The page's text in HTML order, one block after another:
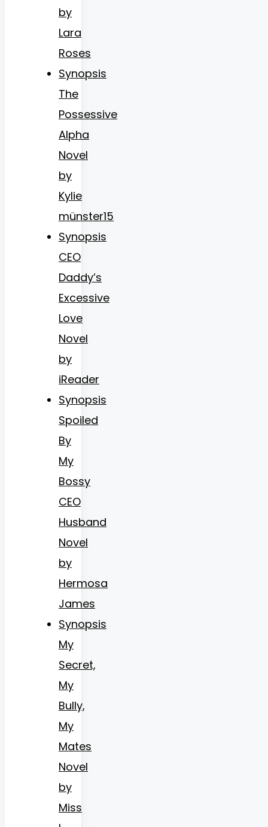
by
Lara
Roses
Synopsis
The
Possessive
Alpha
Novel
by
Kylie
münster15
Synopsis
CEO
Daddy’s
Excessive
Love
Novel
by
iReader
Synopsis
Spoiled
By
My
Bossy
CEO
Husband
Novel
by
Hermosa
James
Synopsis
My
Secret,
My
Bully,
My
Mates
Novel
by
Miss